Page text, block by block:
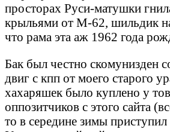
просторах Руси-матушки
крыльями от М-62, шильдик
что рама эта аж 1962 года
Бак был честно скомунизден
двиг с кпп от моего старого
хахаряшек было куплено у
оппозитчиков с этого сайта
то в середине зимы приступил